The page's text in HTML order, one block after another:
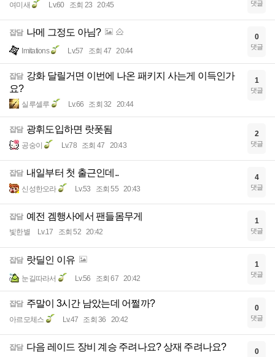
여미새 Lv.60 조회 23 20:45 댓글
잡담 나메 그정도 아님?
Imitations Lv.57 조회 47 20:44
0
댓글
잡담 강화 달릴거면 이번에 나온 패키지 사는게 이득인가
요?
실루셀루 Lv.66 조회 32 20:44
1
댓글
잡담 광휘도입하면 랏폿됨
공숭이 Lv.78 조회 47 20:43
2
댓글
잡담 내일부터 첫 출근인데..
신성한오라 Lv.53 조회 55 20:43
4
댓글
잡담 예전 겜행사에서 팬들몸무게
빛한별 Lv.17 조회 52 20:42
1
댓글
잡담 랏딜인 이유
눈길따라서 Lv.56 조회 67 20:42
1
댓글
잡담 주말이 3시간 남았는데 어쩔까?
아르모체스 Lv.47 조회 36 20:42
0
댓글
잡담 다음 레이드 장비 계승 주려나요? 상재 주려나요? 0